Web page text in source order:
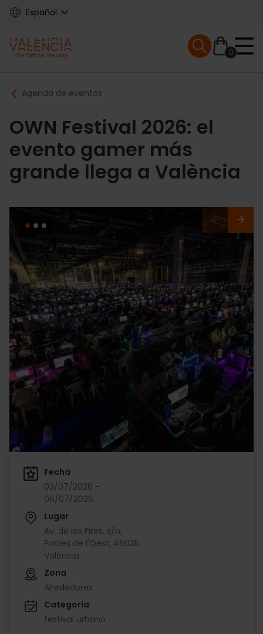
Skip
content
Español
Main
navigation
0
Mobile menu
Breadcrumb
Agenda de eventos
OWN Festival 2026: el
evento gamer más
grande llega a València
Fecha
03/07/2026 -
06/07/2026
Lugar
Av. de les Fires, s/n,
Pobles de l'Oest, 46035
València.
Zona
Alrededores
Categoría
festival urbano